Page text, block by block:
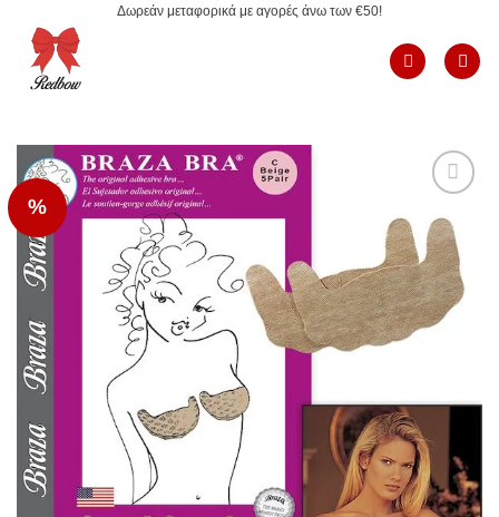
περιεχόμενο
Δωρεάν μεταφορικά με αγορές άνω των €50!
%
Add to
Wishlist